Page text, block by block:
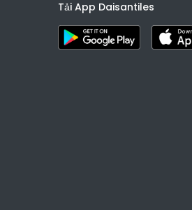
Tải App Daisantiles